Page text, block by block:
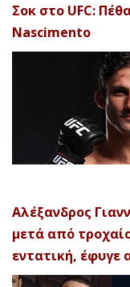
Σοκ στο UFC:
Nascimento
Αλέξανδρος
μετά από
εντατική, έφυγε